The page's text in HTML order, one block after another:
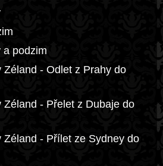
a podzim
Zéland - Odlet z Prahy do
Zéland - Přelet z Dubaje do
Zéland - Přílet ze Sydney do